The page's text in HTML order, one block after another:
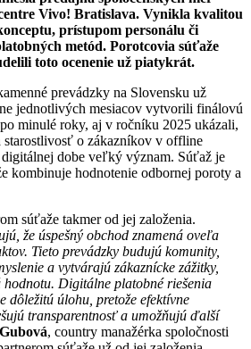
Vivo! Bratislava. Vynikla kvalitou
prístupom personálu či
metód. Porotcovia súťaže
toto ocenenie už piatykrát.
prevádzky na Slovensku už
jednotlivých mesiacov vytvorili finálovú
minulé roky, aj v ročníku 2025 ukázali,
starostlivosť o zákazníkov v offline
digitálnej dobe veľký význam. Súťaž je
kombinuje hodnotenie odbornej poroty a
súťaže takmer od jej založenia.
že úspešný obchod znamená oveľa
Tieto prevádzky budujú komunity,
a vytvárajú zákaznícke zážitky,
Digitálne platobné riešenia
dôležitú úlohu, pretože efektívne
transparentnosť a umožňujú ďalší
, country manažérka spoločnosti